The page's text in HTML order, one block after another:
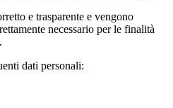
e trasparente e vengono
necessario per le finalità
dati personali: